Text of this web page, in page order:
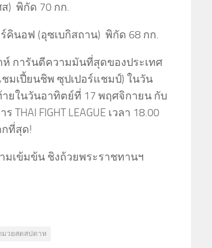
) พิกัด 70 กก.
คินอฟ (อุซเบกิสถาน) พิกัด 68 กก.
การันตีความมันที่สุดของประเทศ
ชมเปี้ยนชิพ ซุปเปอร์แชมป์) ในวัน
ายในวันอาทิตย์ที่ 17 พฤศจิกายน กับ
FIGHT LEAGUE เวลา 18.00
ที่สุด!
มเข้มข้น ชิงถ้วยพระราชทานฯ
มวยสดสปดาห